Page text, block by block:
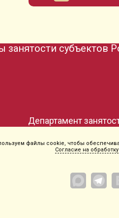
Департамент
занятости субъектов
файлы cookie, чтобы
Согласие на обработку